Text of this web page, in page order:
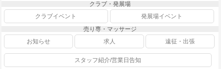
クラブ・発展場
クラブイベント
発展場イベント
売り専・マッサージ
お知らせ
求人 遠征・出張
スタッフ紹介/営業日告知